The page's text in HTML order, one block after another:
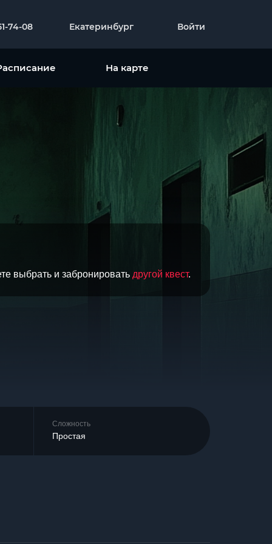
74-08 Екатеринбург Войти
На карте
выбрать и забронировать другой квест.
Сложность
Простая